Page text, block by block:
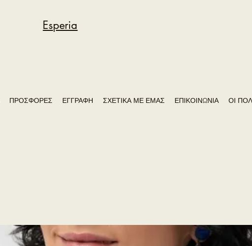
Esperia
ΠΡΟΣΦΟΡΕΣ ΕΓΓΡΑΦΗ ΣΧΕΤΙΚΑ ΜΕ ΕΜΑΣ ΕΠΙΚΟΙΝΩΝΙΑ ΟΙ